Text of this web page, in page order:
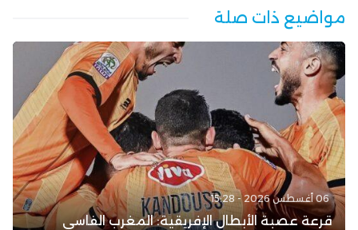
مواضيع ذات صلة
06 أغسطس 2026 - 15:28
قرعة عصبة الأبطال الإفريقية: المغرب الفاسي